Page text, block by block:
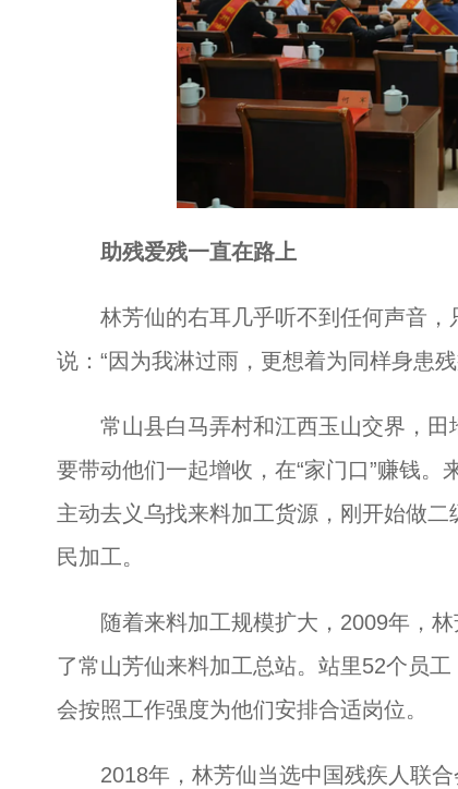
助残爱残一直在路上
林芳仙的右耳几乎听不到任何声音，
说：“因为我淋过雨，更想着为同样身患
常山县白马弄村和江西玉山交界，田
要带动他们一起增收，在“家门口”赚钱
主动去义乌找来料加工货源，刚开始做
民加工。
随着来料加工规模扩大，2009年，林
了常山芳仙来料加工总站。站里52个员
会按照工作强度为他们安排合适岗位。
2018年，林芳仙当选中国残疾人联合